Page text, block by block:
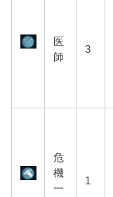
医
師
3
危
機
一
1